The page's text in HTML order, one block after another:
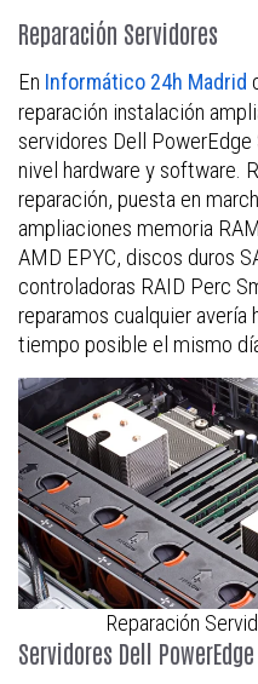
Reparación Servidores
En Informático 24h Madrid
reparación instalación
servidores Dell
nivel hardware y software.
reparación, puesta en
ampliaciones memoria
AMD EPYC, discos duros
controladoras RAID Perc
reparamos cualquier
tiempo posible el mismo
Reparación
Servidores Dell